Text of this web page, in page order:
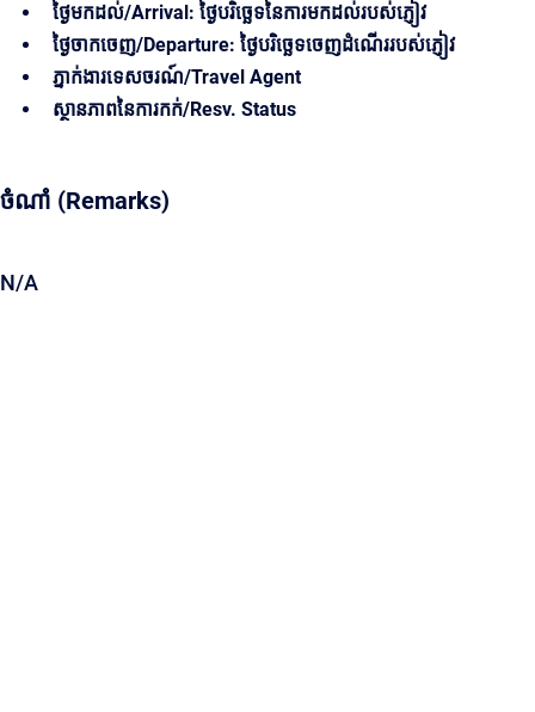
ថ្ងៃមកដល់/Arrival: ថ្ងៃបរិច្ឆេទនៃការមកដល់របស់ភ្ញៀវ
ថ្ងៃចាកចេញ/Departure: ថ្ងៃបរិច្ឆេទចេញដំណើររបស់ភ្ញៀវ
ភ្នាក់ងារទេសចរណ៍/Travel Agent
ស្ថានភាពនៃការកក់/Resv. Status
ចំណាំ (Remarks)
N/A